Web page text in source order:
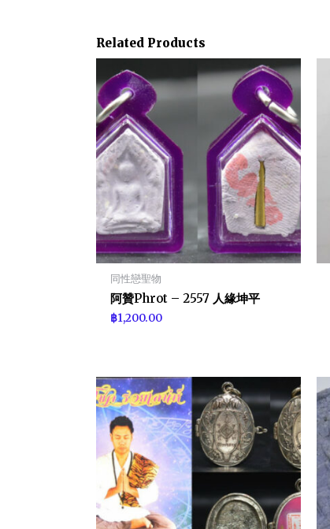
Related Products
同性戀聖物
阿贊Phrot – 2557 人緣坤平
฿1,200.00